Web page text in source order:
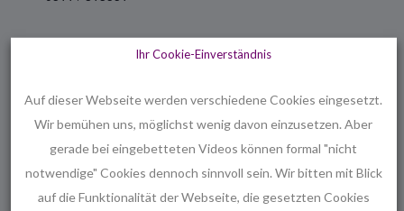
Ähnliche Veranstaltungen
Ihr Cookie-Einverständnis
Auf dieser Webseite werden verschiedene Cookies eingesetzt.
Wir bemühen uns, möglichst wenig davon einzusetzen. Aber
gerade bei eingebetteten Videos können formal "nicht
notwendige" Cookies dennoch sinnvoll sein. Wir bitten mit Blick
auf die Funktionalität der Webseite, die gesetzten Cookies